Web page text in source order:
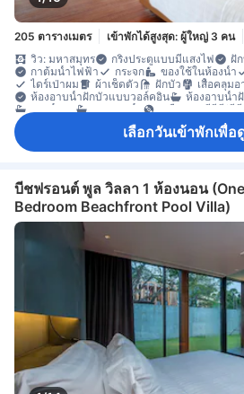
205 ตารางเมตร เข้าพักได้สูงสุด: ผู้ใหญ่ 3 คน
วิว: มหาสมุทร
กริ่งประตูแบบมีแสงไฟ
ฝั
กาต้มน้ำไฟฟ้า
กระจก ของใช้ในห้องน้ำ
ไดร์เป่าผม
ผ้าเช็ดตัว ฝักบัว เสื้อคลุม
ห้องอาบน้ำฝักบัวแบบวอล์คอิน
ห้องอาบน้ำ
อ่างน้ำวน
อ่างอาบน้ำ เครื่องเล่นดีวีดี/ซีดี
โทรทัศน์จอแบน โทรทัศน์ดาวเ
วิทยุ อินเทอร์เน็ตไร้สา
รอ
อะแดปเตอร์
แก้วไวน์ เครื่องชงกาแฟ/ชา
ตู้เย็น
โต๊ะรับประทานอาหาร น้ำดื่มบรรจุ
มินิบาร์
โซฟา โต๊ะทำงาน ถังขยะ
พื้นที่นั่งเล่น
พื้นไม้/ปาเกต์ ระเบียง/ชานเ
ห้องรับประทานอาหารแยกต่างหาก
อุปกรณ์สำหรับรี
เตียงสำหรับเด็ก (เมื่อแจ้งความประสงค์)
โ
เครื่องตรวจจับควัน
ถังดับเพลิง บริการด้าน
เลือกวันเข้าพักเพื่อ
บีชฟรอนต์ พูล วิลลา 1 ห้องนอน (One
Bedroom Beachfront Pool Villa)